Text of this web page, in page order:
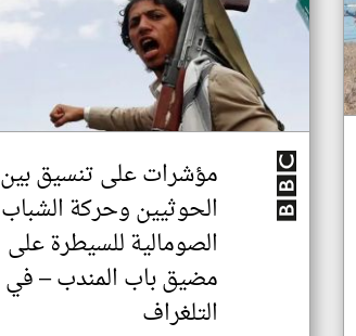
مؤشرات على تنسيق بين
الحوثيين وحركة الشباب
الصومالية للسيطرة على
مضيق باب المندب – في
التلغراف